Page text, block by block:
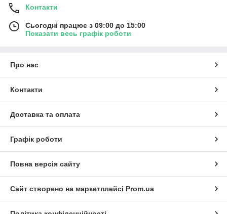
Контакти
Сьогодні працює з 09:00 до 15:00
Показати весь графік роботи
Про нас
Контакти
Доставка та оплата
Графік роботи
Повна версія сайту
Сайт створено на маркетплейсі Prom.ua